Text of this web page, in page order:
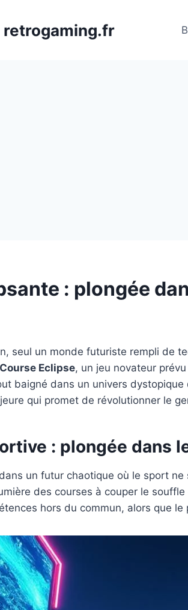
retrogaming.fr
: plongée
seul un monde futuriste rempli de
Course Eclipse, un jeu novateur
baigné dans un univers
qui promet de révolutionner le
: plongée dans
un futur chaotique où le sport
des courses à couper le
hors du commun, alors que